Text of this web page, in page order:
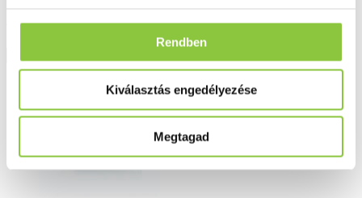
Rendben
Kiválasztás engedélyezése
Megtagad
5 006 Ft